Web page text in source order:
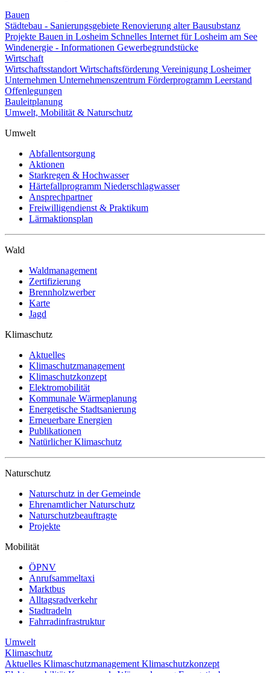
Bauen
Städtebau - Sanierungsgebiete Renovierung alter Bausubstanz
Projekte Bauen in Losheim Schnelles Internet für Losheim am See
Windenergie - Informationen Gewerbegrundstücke
Wirtschaft
Wirtschaftsstandort Wirtschaftsförderung Vereinigung Losheimer
Unternehmen Unternehmenszentrum Förderprogramm Leerstand
Offenlegungen
Bauleitplanung
Umwelt, Mobilität & Naturschutz
Umwelt
Abfallentsorgung
Aktionen
Starkregen & Hochwasser
Härtefallprogramm Niederschlagwasser
Ansprechpartner
Freiwilligendienst & Praktikum
Lärmaktionsplan
Wald
Waldmanagement
Zertifizierung
Brennholzwerber
Karte
Jagd
Klimaschutz
Aktuelles
Klimaschutzmanagement
Klimaschutzkonzept
Elektromobilität
Kommunale Wärmeplanung
Energetische Stadtsanierung
Erneuerbare Energien
Publikationen
Natürlicher Klimaschutz
Naturschutz
Naturschutz in der Gemeinde
Ehrenamtlicher Naturschutz
Naturschutzbeauftragte
Projekte
Mobilität
ÖPNV
Anrufsammeltaxi
Marktbus
Alltagsradverkehr
Stadtradeln
Fahrradinfrastruktur
Umwelt
Klimaschutz
Aktuelles Klimaschutzmanagement Klimaschutzkonzept